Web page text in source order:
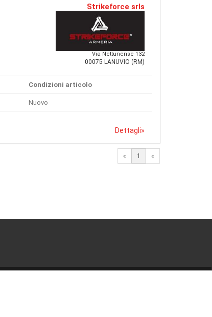
Strikeforce srls
Via Nettunense 132
00075 LANUVIO (RM)
Condizioni articolo
Nuovo
Dettagli»
« 1 «